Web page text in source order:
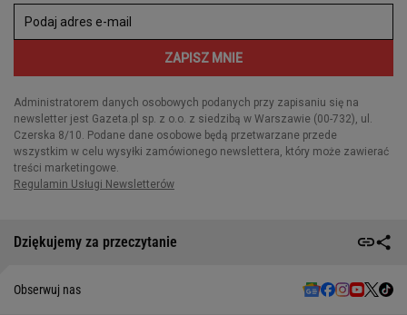
Dziękujemy za przeczytanie
Obserwuj nas